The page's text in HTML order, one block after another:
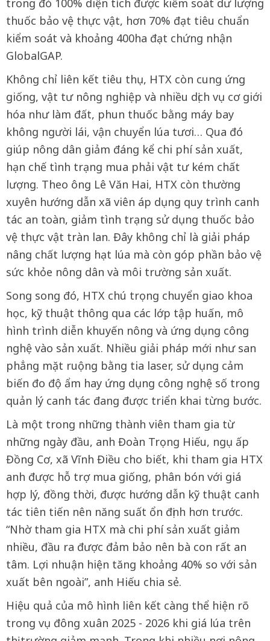
trong đó 100% diện tích được kiểm soát dư lượng
thuốc bảo vệ thực vật, hơn 70% đạt tiêu chuẩn
kiểm soát và khoảng 400ha đạt chứng nhận
GlobalGAP.
Không chỉ liên kết tiêu thụ, HTX còn cung ứng
giống, vật tư nông nghiệp và nhiều dịch vụ cơ giới
hóa như làm đất, phun thuốc bằng máy bay
không người lái, vận chuyển lúa tươi… Qua đó
giúp nông dân giảm đáng kể chi phí sản xuất,
hạn chế tình trạng mua phải vật tư kém chất
lượng. Theo ông Lê Văn Hai, HTX còn thường
xuyên hướng dẫn xã viên áp dụng quy trình canh
tác an toàn, giảm tình trạng sử dụng thuốc bảo
vệ thực vật tràn lan. Đây không chỉ là giải pháp
nâng chất lượng hạt lúa mà còn góp phần bảo vệ
sức khỏe nông dân và môi trường sản xuất.
Song song đó, HTX chú trọng chuyển giao khoa
học, kỹ thuật thông qua các lớp tập huấn, mô
hình trình diễn khuyến nông và ứng dụng công
nghệ vào sản xuất. Nhiều giải pháp mới như san
phẳng mặt ruộng bằng tia laser, sử dụng cảm
biến đo độ ẩm hay ứng dụng công nghệ số trong
quản lý canh tác đang được triển khai từng bước.
Là một trong những thành viên tham gia từ
những ngày đầu, anh Đoàn Trọng Hiếu, ngụ ấp
Đồng Cơ, xã Vĩnh Điều cho biết, khi tham gia HTX
anh được hỗ trợ mua giống, phân bón với giá
hợp lý, đồng thời, được hướng dẫn kỹ thuật canh
tác tiên tiến nên năng suất ổn định hơn trước.
“Nhờ tham gia HTX mà chi phí sản xuất giảm
nhiều, đầu ra được đảm bảo nên bà con rất an
tâm. Lợi nhuận hiện tăng khoảng 40% so với sản
xuất bên ngoài”, anh Hiếu chia sẻ.
Hiệu quả của mô hình liên kết càng thể hiện rõ
trong vụ đông xuân 2025 - 2026 khi giá lúa trên